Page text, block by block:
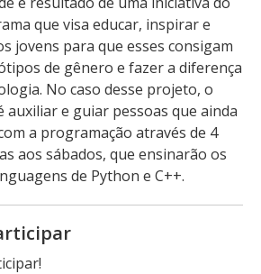
que visa educar, inspirar e
jovens para que esses consigam
de gênero e fazer a diferença
No caso desse projeto, o
e guiar pessoas que ainda
a programação através de 4
aos sábados, que ensinarão os
de Python e C++.